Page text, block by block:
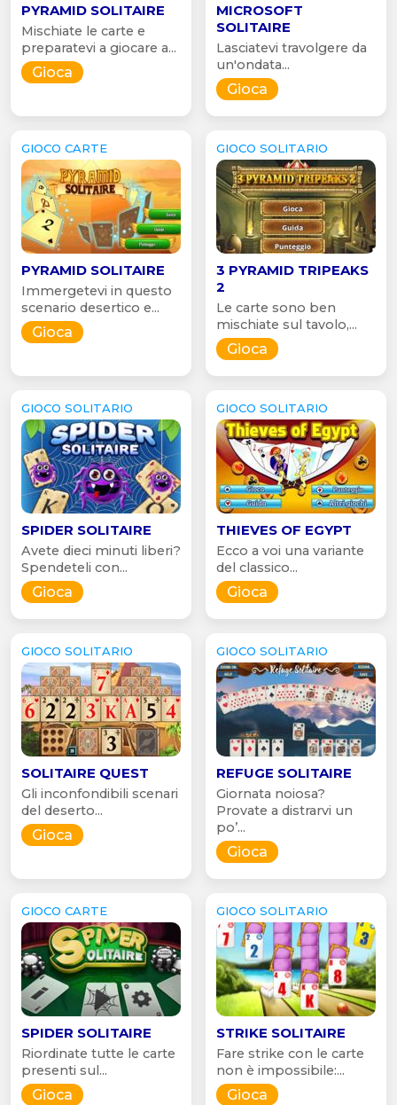
PYRAMID SOLITAIRE
Mischiate le carte e
preparatevi a giocare a...
Gioca
MICROSOFT
SOLITAIRE
Lasciatevi travolgere da
un'ondata...
Gioca
GIOCO CARTE
PYRAMID SOLITAIRE
Immergetevi in questo
scenario desertico e...
Gioca
GIOCO SOLITARIO
3 PYRAMID TRIPEAKS
2
Le carte sono ben
mischiate sul tavolo,...
Gioca
GIOCO SOLITARIO
SPIDER SOLITAIRE
Avete dieci minuti liberi?
Spendeteli con...
Gioca
GIOCO SOLITARIO
THIEVES OF EGYPT
Ecco a voi una variante
del classico...
Gioca
GIOCO SOLITARIO
SOLITAIRE QUEST
Gli inconfondibili scenari
del deserto...
Gioca
GIOCO SOLITARIO
REFUGE SOLITAIRE
Giornata noiosa?
Provate a distrarvi un
po’...
Gioca
GIOCO CARTE
SPIDER SOLITAIRE
Riordinate tutte le carte
presenti sul...
Gioca
GIOCO SOLITARIO
STRIKE SOLITAIRE
Fare strike con le carte
non è impossibile:...
Gioca